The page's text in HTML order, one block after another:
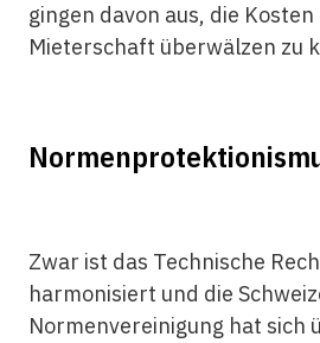
gingen davon aus, die Kosten
Mieterschaft überwälzen zu
Zwar ist das Technische
harmonisiert und die
Normenvereinigung hat sich